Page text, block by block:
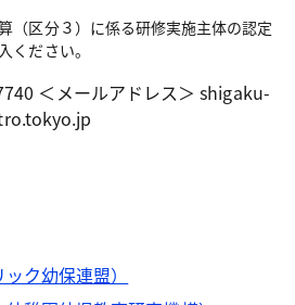
（区分３）に係る研修実施主体の認定
ください。
＜メールアドレス＞ shigaku-
ク幼保連盟）